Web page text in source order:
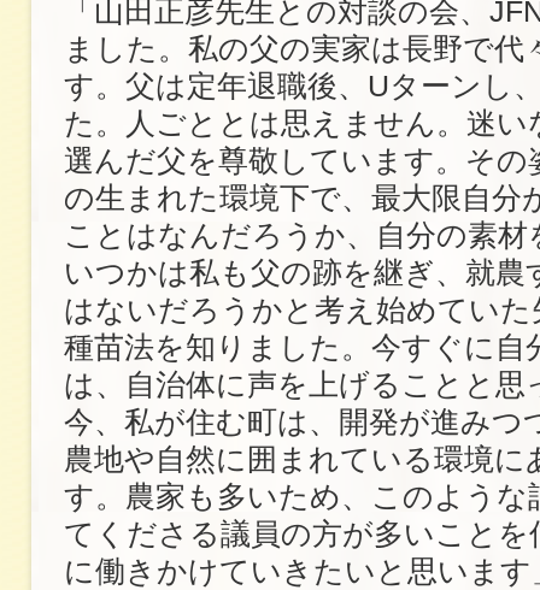
「山田正彦先生との対談の会、
ました。私の父の実家は長野で代
す。父は定年退職後、Uターンし
た。人ごととは思えません。迷い
選んだ父を尊敬しています。その
の生まれた環境下で、最大限自分
ことはなんだろうか、自分の素材
いつかは私も父の跡を継ぎ、就農
はないだろうかと考え始めていた
種苗法を知りました。今すぐに自
は、自治体に声を上げることと思
今、私が住む町は、開発が進みつ
農地や自然に囲まれている環境に
す。農家も多いため、このような
てくださる議員の方が多いことを
に働きかけていきたいと思いま